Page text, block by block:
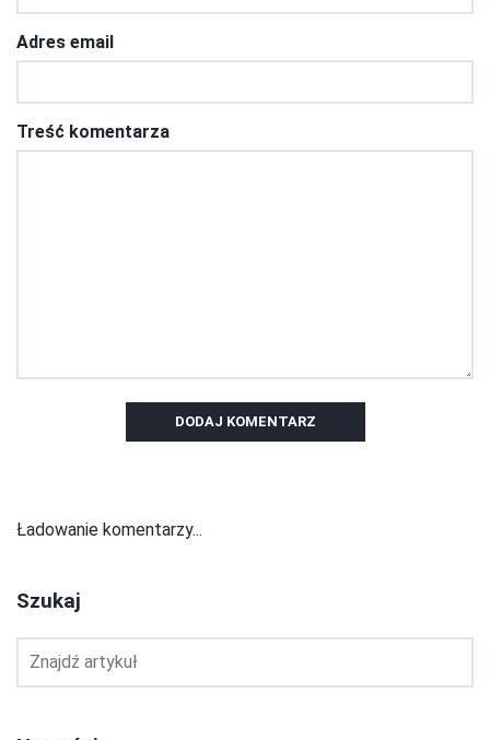
Adres email
Treść komentarza
DODAJ KOMENTARZ
Ładowanie komentarzy...
Szukaj